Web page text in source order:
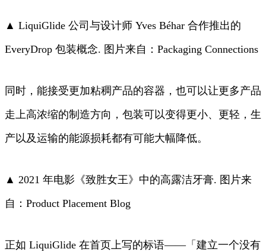
▲ LiquiGlide 公司与设计师 Yves Béhar 合作推出的
EveryDrop 包装概念. 图片来自：Packaging Connections
同时，能接受更加粘稠产品的容器，也可以让更多产品
走上高浓缩的制造方向，包装可以变得更小、更轻，生
产以及运输的能源损耗都有可能大幅降低。
▲ 2021 年电影《致胜女王》中的高露洁牙膏. 图片来
自：Product Placement Blog
正如 LiquiGlide 在首页上写的标语——「建立一个没有